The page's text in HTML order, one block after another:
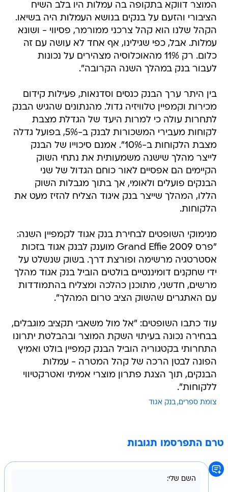
המוצר דווקא בתקופה בה עמלות היו בלב השיח
הציבורי והזעם על בנקים בנושא העמלות היה בשיאו.
הקהל שלנו הוא קהל צרכני ממורמר, פסיווי - ושונא
עמלות. אבל, כפי שגילינו, אף אחד לא עושה עם זה
כלום. רק 11% מהאוכלוסיה מצהירים על נכונות
לעבור בנק במהלך השנה הקרובה".
בין היתר ערך הבנק כנסים וסדנאות, פעילות קידום
מכירות וקמפיין טלוויזיה גדול. מהנתונים שהגיש הבנק
לתחרות עולה כי למרות היעד של הגדלת מצבת
לקוחות מעבירי המשכורות לבנק ב-5%, בפועל גדלה
מצבת הלקוחות ב-10%". אמנם סיכוייו של הבנק
לייצר מהלך שישנה משמעותית את נתחי השוק
הקיימים הם אפסיים לאור כוחם הגדול של שני
הבנקים פועלים ולאומי, אך בתוך מגבלות השוק
הללו, המהלך שייצר בנק איגוד הצליח להזיז מעט את
הלקוחות.
מנימוקי השופטים לבחירת בנק אגוד לקמפיין השנה:
"פרס Grand Effie 2009 מוענק לבנק אגוד בזכות
אסטרטגיה מרשימה ופורצת דרך. בשוק שנשלט על
ידי שחקנים דומיננטיים בולטים הוביל בנק אגוד מהלך
מרשים, חדשני, מתוכנן כהלכה ומצליח בהתמודדות
עם האתגרים שהשוק הציב טרום המהלך".
עוד כתבו השופטים: "אל מול משאבי תקציב מוגבלים,
בבחירה נכונה בעיתוי השקת המוצר ובהבלטת יתרונו
התחרותי בקטגוריה הוביל הבנק קמפיין בולט ואמיץ
הפונה לבטן הרכה של קהל המטרה - עמלות
הבנקים, תוך הצגת פתרון מוצרי אמיתי ואטרקטיווי
ללקוחות".
צומת ספרים בנק אגוד
טרם התפרסמו תגובות